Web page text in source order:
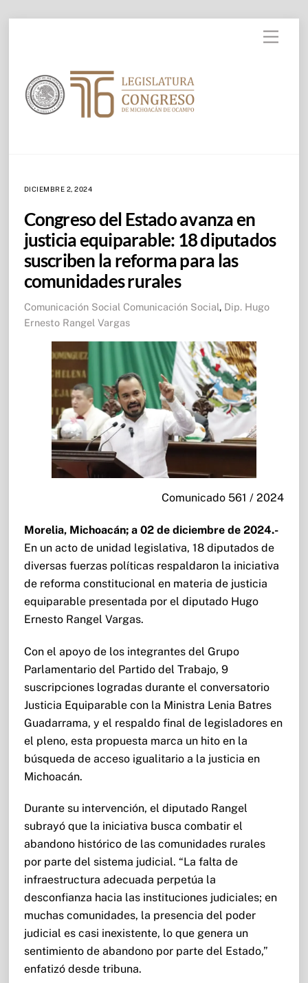
Menu
DICIEMBRE 2, 2024
Congreso del Estado avanza en
justicia equiparable: 18 diputados
suscriben la reforma para las
comunidades rurales
Comunicación Social Comunicación Social, Dip. Hugo
Ernesto Rangel Vargas
Comunicado 561 / 2024
Morelia, Michoacán; a 02 de diciembre de 2024.-
En un acto de unidad legislativa, 18 diputados de
diversas fuerzas políticas respaldaron la iniciativa
de reforma constitucional en materia de justicia
equiparable presentada por el diputado Hugo
Ernesto Rangel Vargas.
Con el apoyo de los integrantes del Grupo
Parlamentario del Partido del Trabajo, 9
suscripciones logradas durante el conversatorio
Justicia Equiparable con la Ministra Lenia Batres
Guadarrama, y el respaldo final de legisladores en
el pleno, esta propuesta marca un hito en la
búsqueda de acceso igualitario a la justicia en
Michoacán.
Durante su intervención, el diputado Rangel
subrayó que la iniciativa busca combatir el
abandono histórico de las comunidades rurales
por parte del sistema judicial. “La falta de
infraestructura adecuada perpetúa la
desconfianza hacia las instituciones judiciales; en
muchas comunidades, la presencia del poder
judicial es casi inexistente, lo que genera un
sentimiento de abandono por parte del Estado,”
enfatizó desde tribuna.